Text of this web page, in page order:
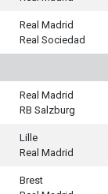
Real Madrid
Real Sociedad
Real Madrid
RB Salzburg
Lille
Real Madrid
Brest